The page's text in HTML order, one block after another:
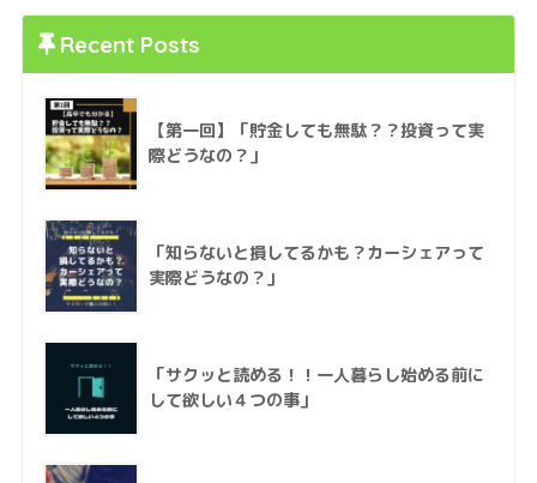
Recent Posts
【第一回】「貯金しても無駄？？投資って実
際どうなの？」
「知らないと損してるかも？カーシェアって
実際どうなの？」
「サクッと読める！！一人暮らし始める前に
して欲しい４つの事」